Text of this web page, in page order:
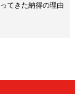
てきた納得の理由